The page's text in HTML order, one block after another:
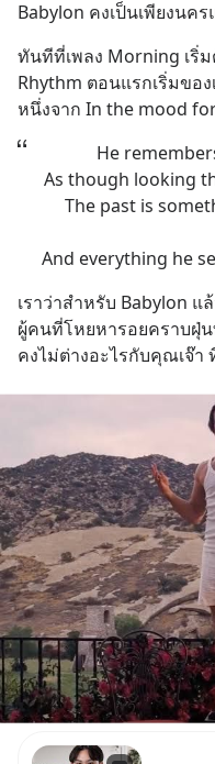
Babylon คงเป็นเพียงน
ทันทีที่เพลง Morning เริ่
Rhythm ตอนแรกเริ่มขอ
หนึ่งจาก In the mood
He
As though looking
The past is
And everything he
เราว่าสำหรับ Babylon แ
ผู้คนที่โหยหารอยคราบฝุ่น
คงไม่ต่างอะไรกับคุณเจ๊